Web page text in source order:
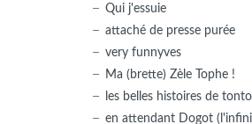
Qui j'essuie
attaché de presse purée
very funnyves
Ma (brette) Zèle Tophe !
les belles histoires de
en attendant Dogot